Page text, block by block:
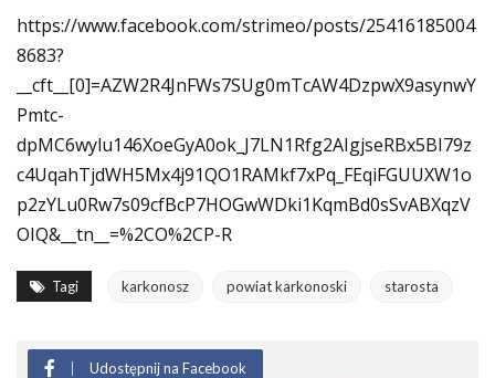
https://www.facebook.com/strimeo/posts/25416185004
8683?
__cft__[0]=AZW2R4JnFWs7SUg0mTcAW4DzpwX9asynwY
Pmtc-
dpMC6wylu146XoeGyA0ok_J7LN1Rfg2AIgjseRBx5BI79z
c4UqahTjdWH5Mx4j91QO1RAMkf7xPq_FEqiFGUUXW1o
p2zYLu0Rw7s09cfBcP7HOGwWDki1KqmBd0sSvABXqzV
OIQ&__tn__=%2CO%2CP-R
Tagi karkonosz powiat karkonoski starosta
Udostępnij na Facebook